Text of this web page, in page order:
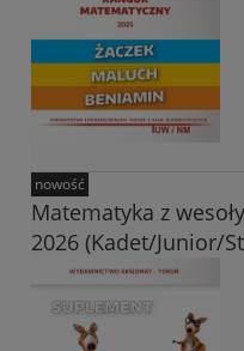
Matematyka z
2026 (Kadet/Junior/
nowość